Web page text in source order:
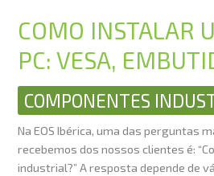
COMO INSTALAR
PC: VESA,
COMPONENTES
Na EOS Ibérica, uma das perguntas
recebemos dos nossos clientes é:
industrial?” A resposta depende de